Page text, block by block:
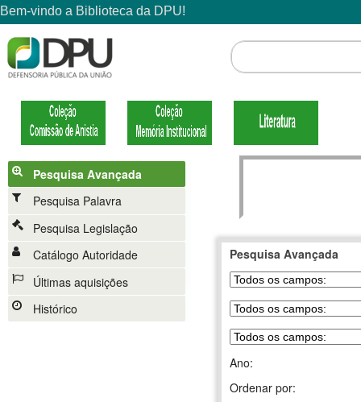
Pesquisa Avançada
Pesquisa Palavra
Pesquisa Legislação
Catálogo Autoridade
Últimas aquisições
Histórico
Pesquisa Avançada
Ano:
Ordenar por: